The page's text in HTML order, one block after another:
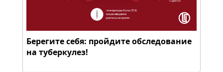
Берегите себя: пройдите обследование
на туберкулез!